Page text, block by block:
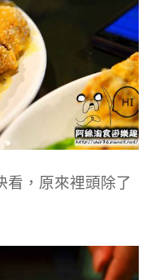
看，原來裡頭除了